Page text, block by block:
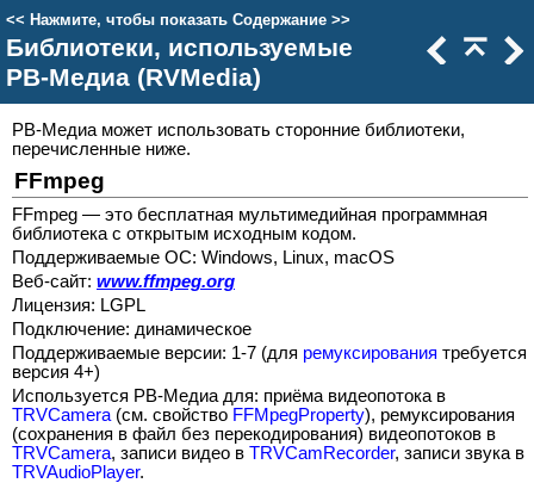
<< Нажмите, чтобы показать Содержание >>
Библиотеки, используемые
РВ-Медиа (RVMedia)
РВ-Медиа может использовать сторонние библиотеки,
перечисленные ниже.
FFmpeg
FFmpeg — это бесплатная мультимедийная программная
библиотека с открытым исходным кодом.
Поддерживаемые ОС: Windows, Linux, macOS
Веб-сайт: www.ffmpeg.org
Лицензия: LGPL
Подключение: динамическое
Поддерживаемые версии: 1-7 (для ремуксирования требуется
версия 4+)
Используется РВ-Медиа для: приёма видеопотока в
TRVCamera (см. свойство FFMpegProperty), ремуксирования
(сохранения в файл без перекодирования) видеопотоков в
TRVCamera, записи видео в TRVCamRecorder, записи звука в
TRVAudioPlayer.